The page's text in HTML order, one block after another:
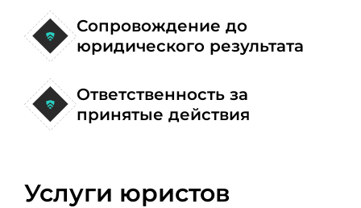
Сопровождение до
юридического результата
Ответственность за
принятые действия
Услуги юристов